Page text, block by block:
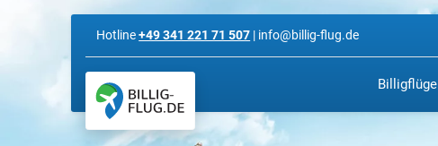
Hotline+49 341 221 71 507 | info@billig-flug.de
Billigflüge